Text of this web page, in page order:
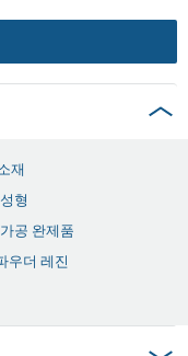
재
형
공 완제품
우더 레진